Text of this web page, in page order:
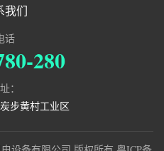
我们
话
280
：
步黄村工业区